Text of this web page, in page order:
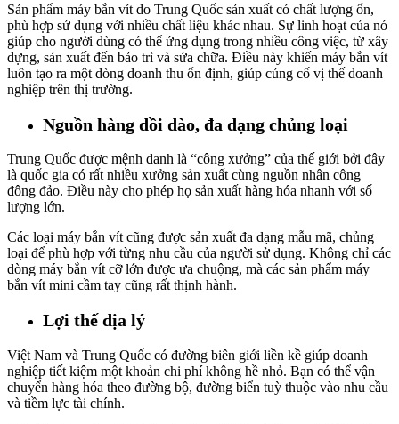
Sản phẩm máy bắn vít do Trung Quốc sản xuất có chất lượng ổn,
phù hợp sử dụng với nhiều chất liệu khác nhau. Sự linh hoạt của nó
giúp cho người dùng có thể ứng dụng trong nhiều công việc, từ xây
dựng, sản xuất đến bảo trì và sửa chữa. Điều này khiến máy bắn vít
luôn tạo ra một dòng doanh thu ổn định, giúp củng cố vị thế doanh
nghiệp trên thị trường.
Nguồn hàng dồi dào, đa dạng chủng loại
Trung Quốc được mệnh danh là “công xưởng” của thế giới bởi đây
là quốc gia có rất nhiều xưởng sản xuất cùng nguồn nhân công
đông đảo. Điều này cho phép họ sản xuất hàng hóa nhanh với số
lượng lớn.
Các loại máy bắn vít cũng được sản xuất đa dạng mẫu mã, chủng
loại để phù hợp với từng nhu cầu của người sử dụng. Không chỉ các
dòng máy bắn vít cỡ lớn được ưa chuộng, mà các sản phẩm máy
bắn vít mini cầm tay cũng rất thịnh hành.
Lợi thế địa lý
Việt Nam và Trung Quốc có đường biên giới liền kề giúp doanh
nghiệp tiết kiệm một khoản chi phí không hề nhỏ. Bạn có thể vận
chuyển hàng hóa theo đường bộ, đường biển tuỳ thuộc vào nhu cầu
và tiềm lực tài chính.